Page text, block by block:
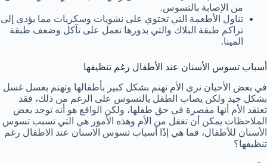
من الإصابة بالتسوس.
تناول الأطعمة التي تحتوي على نشويات وسكريات مما يؤدي إلى
تراكم طبقة البلاك والتي بدورها تعمل على تآكل وضعف طبقة
المينا.
أسباب تسوس الأسنان عند الأطفال رغم تنظيفها
في بعض الأحيان نرى الأم تهتم بشكل كبير بأطفالها وتهتم بغسل غسل
بشكل جيد ولكن يصاب الطفل بالتسوس على الرغم من ذلك، فقد
تعتقد الأم أنها مقصرة في حق طفلها، ولكن الواقع هو أنه توجد بعض
الملاحظات يمكن أن تغفل من الأم وهذه الأمور هي التي تسبب تسوس
الأسنان للأطفال، فما هي إذًا أسباب تسوس الاسنان عند الاطفال رغم
تنظيفها؟